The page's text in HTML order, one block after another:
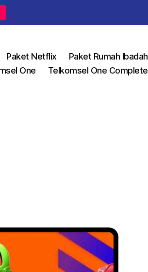
Paket Netflix
Paket Rumah Ibadah
One
Telkomsel One Complete